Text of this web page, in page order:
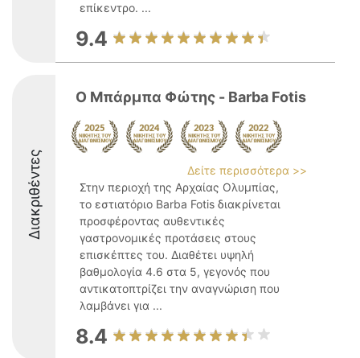
επίκεντρο. ...
9.4
Διακριθέντες
Ο Μπάρμπα Φώτης - Barba Fotis
Δείτε περισσότερα >>
Στην περιοχή της Αρχαίας Ολυμπίας,
το εστιατόριο Barba Fotis διακρίνεται
προσφέροντας αυθεντικές
γαστρονομικές προτάσεις στους
επισκέπτες του. Διαθέτει υψηλή
βαθμολογία 4.6 στα 5, γεγονός που
αντικατοπτρίζει την αναγνώριση που
λαμβάνει για ...
8.4